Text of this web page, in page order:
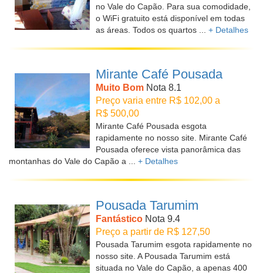
no Vale do Capão. Para sua comodidade,
o WiFi gratuito está disponível em todas
as áreas. Todos os quartos ... + Detalhes
Mirante Café Pousada
Muito Bom Nota 8.1
Preço varia entre R$ 102,00 a
R$ 500,00
Mirante Café Pousada esgota
rapidamente no nosso site. Mirante Café
Pousada oferece vista panorâmica das
montanhas do Vale do Capão a ... + Detalhes
Pousada Tarumim
Fantástico Nota 9.4
Preço a partir de R$ 127,50
Pousada Tarumim esgota rapidamente no
nosso site. A Pousada Tarumim está
situada no Vale do Capão, a apenas 400